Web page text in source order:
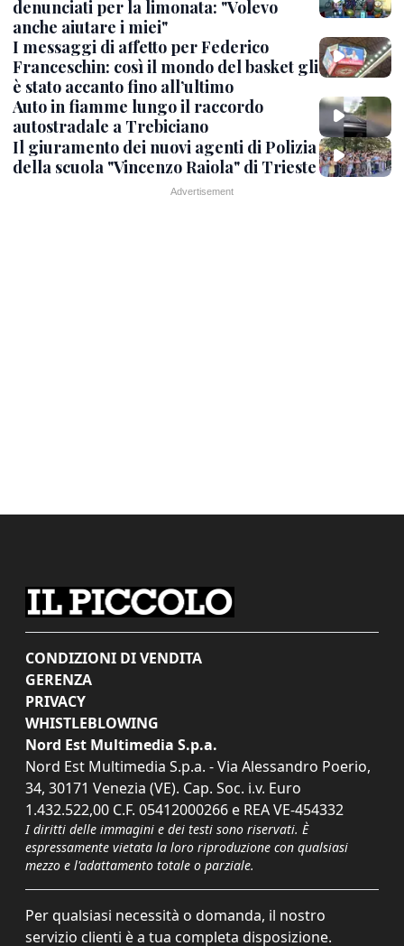
denunciati per la limonata: "Volevo
anche aiutare i miei"
I messaggi di affetto per Federico
Franceschin: così il mondo del basket gli
è stato accanto fino all’ultimo
Auto in fiamme lungo il raccordo
autostradale a Trebiciano
Il giuramento dei nuovi agenti di Polizia
della scuola "Vincenzo Raiola" di Trieste
CONDIZIONI DI VENDITA
GERENZA
PRIVACY
WHISTLEBLOWING
Nord Est Multimedia S.p.a.
Nord Est Multimedia S.p.a. - Via Alessandro Poerio,
34, 30171 Venezia (VE). Cap. Soc. i.v. Euro
1.432.522,00 C.F. 05412000266 e REA VE-454332
I diritti delle immagini e dei testi sono riservati. È
espressamente vietata la loro riproduzione con qualsiasi
mezzo e l'adattamento totale o parziale.
Per qualsiasi necessità o domanda, il nostro
servizio clienti è a tua completa disposizione.